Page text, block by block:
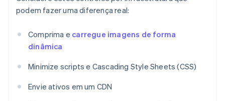
podem fazer uma diferença real:
Comprima e carregue imagens de forma
dinâmica
Minimize scripts e Cascading Style Sheets (CSS)
Envie ativos em um CDN